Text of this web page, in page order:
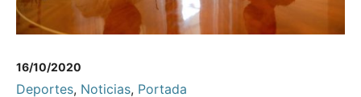
16/10/2020
Deportes, Noticias, Portada